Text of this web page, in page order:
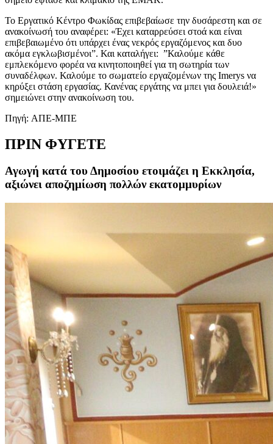
Το Εργατικό Κέντρο Φωκίδας επιβεβαίωσε την δυσάρεστη και σε
ανακοίνωσή του αναφέρει: «Έχει καταρρεύσει στοά και είναι
επιβεβαιωμένο ότι υπάρχει ένας νεκρός εργαζόμενος και δυο
ακόμα εγκλωβισμένοι”. Και καταλήγει: ”Καλούμε κάθε
εμπλεκόμενο φορέα να κινητοποιηθεί για τη σωτηρία των
συναδέλφων. Καλούμε το σωματείο εργαζομένων της Imerys να
κηρύξει στάση εργασίας. Κανένας εργάτης να μπει για δουλειά!»
σημειώνει στην ανακοίνωση του.
Πηγή: AΠΕ-ΜΠΕ
ΠΡΙΝ ΦΥΓΕΤΕ
Αγωγή κατά του Δημοσίου ετοιμάζει η Εκκλησία,
αξιώνει αποζημίωση πολλών εκατομμυρίων